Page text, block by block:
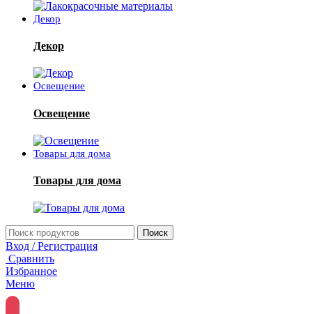
Декор
Декор
Освещение
Освещение
Товары для дома
Товары для дома
Поиск
Вход / Регистрация
Сравнить
Избранное
Меню